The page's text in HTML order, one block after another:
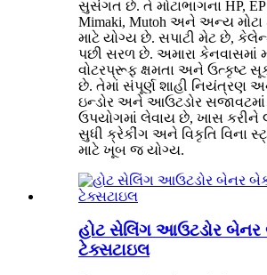
સુસંગત છે. તે મોટાભાગના HP,
Mimaki, Mutoh અને અન્ય મોટા
માટે યોગ્ય છે. સપાટી મેટ છે,
પછી સરળ છે. અમારા
વોટરપ્રૂફ ક્ષમતા અને ઉત્કૃષ્ટ
છે. તેમાં સંપૂર્ણ શાહી નિયંત્રણ
ઇન્ડોર અને આઉટડોર
ઉપયોગમાં લેવાય છે, ખાસ કરીને
સુધી ક્રેકીંગ અને વિકૃતિ વિના
માટે ખૂબ જ યોગ્ય.
હોટ સેલિંગ આઉટડોર બેનર
ટેક્સટાઇલ